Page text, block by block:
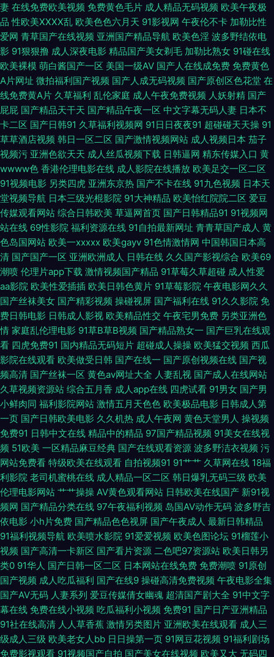
午夜AV艹 亚洲色色狼456 51人操超碰在线 91视频永久网址 97肏屄 草莓视
频黄免费 国产欧美第四页 黑丝肉丝人妻 久久情爱网 免费看黄链接 婷成人五
月份 午夜色影院 午夜在线视频导航 91蜜桃吴梦梦 97亚州综合一页 国产精品
偷窥 美女被强 日韩操逼片 丝袜美腿性交 国产成人免费专区 国产呦交精品视
频 综合精品色图 AA性爱免费看 成人av伊人网 国产视频一区在线 久草视频
国产精品 欧美A片网 日韩3级片网站 熟妇人妻中文精品 天堂女优久久 伊人久
久国产在线 豆花18在线网页 久久精东传媒 少妇社区 91精品资源网 成人黄色
AⅤ网站 久草丁香 玖玖资源36 蜜桃91视频网站 天堂av福利 91撸人网 国产喷
水在线观看 免费黄色视频链接 狠狠色伊人 欧美草逼网 精品人人播人人操 欧
美亚洲国产另类 深夜福利传媒精品 亚洲久草网 91超碰在线长腿 91伪娘在线
播放 超碰人人爽 国产区高清在线 黄色一片 狼友视频网 欧美成人色图 三级片
网站在线 婷婷亚洲色 午夜激情一区 一道本大香蕉 在线看视频污 97色com
大香蕉AV导航网 国产内射自拍cm 黄色视屏观看一区 欧美艹逼 人人爱91 视
频在线91 性爱综合区 最新地址av 91在线看 超碰日逼 国产另类综合 老司机
AV文字 人人操人人摸 色综合色色 中文字幕三四五区 91视频视频 超碰视屏
国产喷水自拍 精品人妻少妇 欧美海外a 日韩伦理在线 亚洲成人网站 91白虎
97超碰福利在线 东方四虎国产 色色五月天 亚洲逼热网 综合97超碰 91视频
国语免费 超碰91人人操 后入老阿姨 欧美成人首页 青娱乐91伦理 天天日屄网
91大神原创 97瑟瑟影音先锋 超碰人人草108 黄色网址国产偷 欧美啪啪啪 日
韩三区 伊人色av导航 91色色小视频 白丝喷水在线 大香蕉久久成网 黑料网制
服丝袜 狼友福利在线 日本AⅤ在线观看 香蕉视频污 91蜜臀人妻中文 白丝精品
被操 国产后入链接 玖玖爱导航 欧美色图日本 三级片网片 亚洲四本道 91色色
妻 在线免费欧美视频 免费黄色毛片 成人精品无码视频 欧美午夜极
品 性欧美ⅩⅩⅩⅩ乱 欧美色色六月天 91影视网 午夜伦不卡 加勒比性
爱网 青草国产在线视频 亚洲国产精品导航 欧美色淫 波多野结依电
影 91狠狠撸 成人深夜电影 精品国产美女剃毛 加勒比熟女 91碰在线
欧美裸模 萌白酱国产一区 美国一级AV 国产人在线成免费 免费黄色
A片网址 微拍福利国产视频 国产人成无码视频 国产原创区色花堂 在
线免费黄A片 久草福利 乱伦家庭 成人午夜免费视频 人妖射精 国产
屁屁 国产精品天干天 国产精品午夜一区 中文字幕无码人妻 日本不
卡二区 国产日韩91 久草福利视频网 91日日夜夜91 超碰碰天天操 91
草草酒店视频 韩日一区二区 国产激情视频网站 成人视频日本 茄子
视频污 亚洲色欲天天 成人丝瓜视频下载 日韩逼网 精东传媒入口 黄
wwww色 香港伦理电影在线 成人影院在线播放 欧美足交一区二区
91视频电影 另类四虎 亚洲东京热 国产不卡在线 91九色视频 日本天
堂视频导航 日本三级光棍影院 91大神精品 欧美怡红院院二区 爱豆
传媒观看网站 综合日韩欧美 草逼网首页 国产日韩精品91 91视频网
站在线 69性影院 福利资源在线 91自拍最新网址 青青草国产成人 黄
色岛国网站 欧美一xxxxx 欧美gayv 91色情激情网 中国韩国日本高
清 国产国产一区 亚洲欧洲成人 日韩在线 久久国产影视综合 欧美69
潮喷 伦理片app下载 激情视频国产精品 91草莓久草超碰 成人性爱
aa影院 欧美性爱插插 欧美日韩色黄片 91草莓影院 午夜电影网久久
国产丝袜美女 国产精彩视频 操碰视屏 国产福利在线 91久久影院 免
费日韩电影 日韩成人影视 欧美精品性交 午夜宅男免费 另类亚洲色
情 家庭乱伦理电影 91草B草B视频 国产精品熟女一 国产巨乳在线观
看 四虎免费91 国内精品无码短片 超碰成人操操 欧美猛交视频 西瓜
影院在线观看 欧美做受日韩 国产在线一 国产原创视频在线 国产视
频高清 国产丝袜一区 黄色av网址大全 人妻乱视 国产成人在线网站
久草视频资源站 综合五月香 成人app在线 四虎试看 91男女 国产男
小鲜肉同 福利影院网站 激情五月天色色 欧美极品电影 日韩成人第
一页 国产日韩欧美电影 久久机热 成人午夜网 黄色天堂男人 操视频
免费91 日韩中文在线 精品中的精品 97国产精品视频 91美女在线视
频 51欧美 一区精品麻豆经典 国产在线观看资源 波多野洁衣视频 污
网站免费看 特级欧美在线观看 自拍视频91 91艹艹 久草网在线 18福
利影院 老司机蜜桃在线 成人精品一区二区 韩日爆乳无码三级 欧美
伦理电影网站 艹艹操操 AV黄色观看网站 日韩欧美在线国产 新91视
频网 国产精品分类在线 97午夜福利视频 岛国AV动作无码 波多野吉
依电影 小h片免费 国产精品色色视屏 国产午夜成人 最新日韩精品
91福利视频导航 欧美喷水影院 91爱爱视频 欧美色图论坛 91榴莲小
视频 国产高清一卡新区 国产看片资源 二色吧97资源站 欧美日韩另
类0 91华人 国产日韩一区二区 日本网站在线免费 免费潮喷 91原创
国产视频 成人吃瓜福利 国产在线9 操碰高清免费视频 午夜电影全集
国产AV无码 人妻系列 爱豆传媒倩女幽魂 超清国产剧大全 91中文字
幕在线 免费在线小视频 吃瓜福利小视频 免费91 国产日产亚洲精品
91社在线高清 人人草香蕉 激情另类图片 亚洲欧美在线观看 成人三
级成人三级 欧美老女人bb 日日操第一页 91网豆花视频 91福利剧场
免费影视观看 91视频国产自拍 国产美女在线视频 欧美又大 无码四